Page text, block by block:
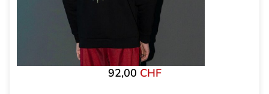
92,00 CHF